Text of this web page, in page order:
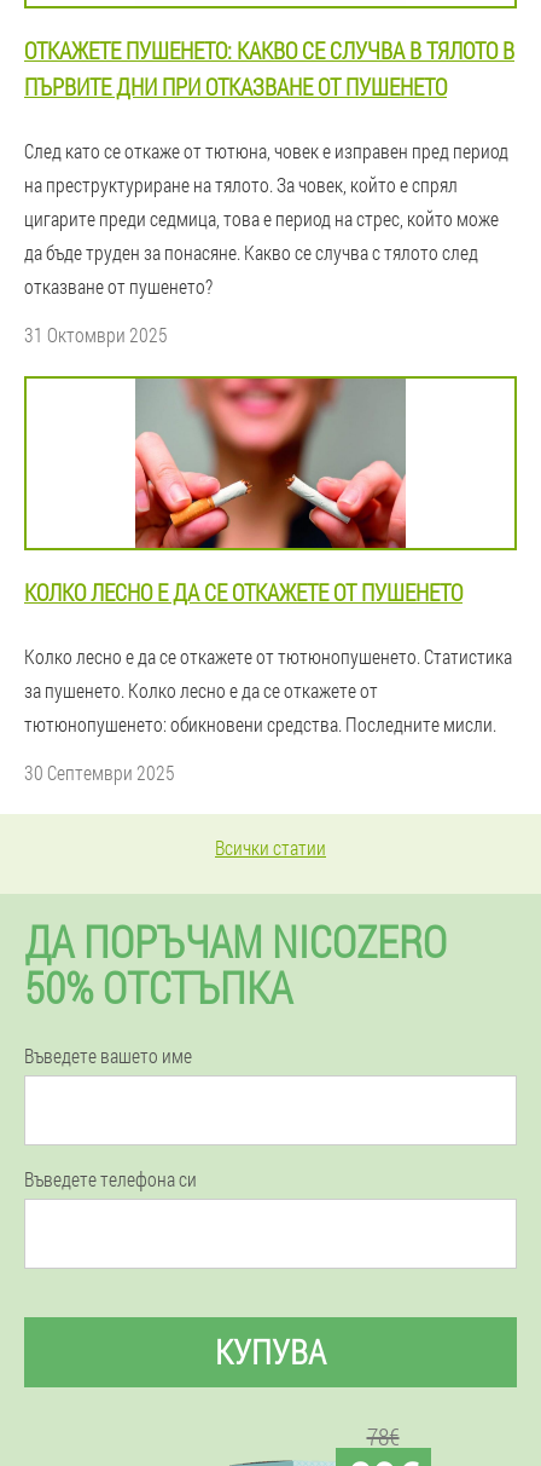
ОТКАЖЕТЕ ПУШЕНЕТО: КАКВО СЕ СЛУЧВА В ТЯЛОТО В
ПЪРВИТЕ ДНИ ПРИ ОТКАЗВАНЕ ОТ ПУШЕНЕТО
След като се откаже от тютюна, човек е изправен пред период
на преструктуриране на тялото. За човек, който е спрял
цигарите преди седмица, това е период на стрес, който може
да бъде труден за понасяне. Какво се случва с тялото след
отказване от пушенето?
31 Октомври 2025
КОЛКО ЛЕСНО Е ДА СЕ ОТКАЖЕТЕ ОТ ПУШЕНЕТО
Колко лесно е да се откажете от тютюнопушенето. Статистика
за пушенето. Колко лесно е да се откажете от
тютюнопушенето: обикновени средства. Последните мисли.
30 Септември 2025
Всички статии
ДА ПОРЪЧАМ NICOZERO
50% ОТСТЪПКА
Въведете вашето име
Въведете телефона си
КУПУВА
78€